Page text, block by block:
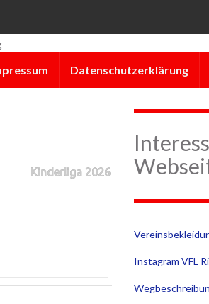
Datenschutzerklärung
Kinderliga 2026
Instagram VFL